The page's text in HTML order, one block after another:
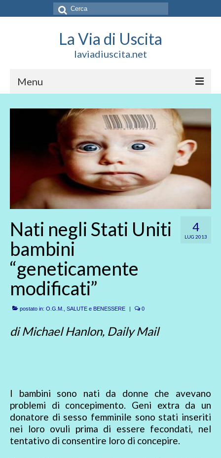
Cerca:
La Via di Uscita
laviadiuscita.net
Menu
HOME
SOSTIENICI
CONTATTI
4
LUG 2013
Nati negli Stati Uniti
bambini
“geneticamente
modificati”
postato in: O.G.M. SALUTE e BENESSERE | 0
di Michael Hanlon, Daily Mail
I bambini sono nati da donne che avevano
problemi di concepimento. Geni extra da un
donatore di sesso femminile sono stati inseriti
nei loro ovuli prima di essere fecondati, nel
tentativo di consentire loro di concepire.